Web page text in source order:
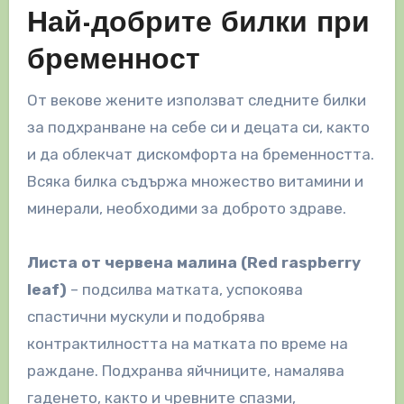
Най-добрите билки при
бременност
От векове жените използват следните билки
за подхранване на себе си и децата си, както
и да облекчат дискомфорта на бременността.
Всяка билка съдържа множество витамини и
минерали, необходими за доброто здраве.
Листа от червена малина (Red raspberry
leaf) – подсилва матката, успокоява
спастични мускули и подобрява
контрактилността на матката по време на
раждане. Подхранва яйчниците, намалява
гаденето, както и чревните спазми,